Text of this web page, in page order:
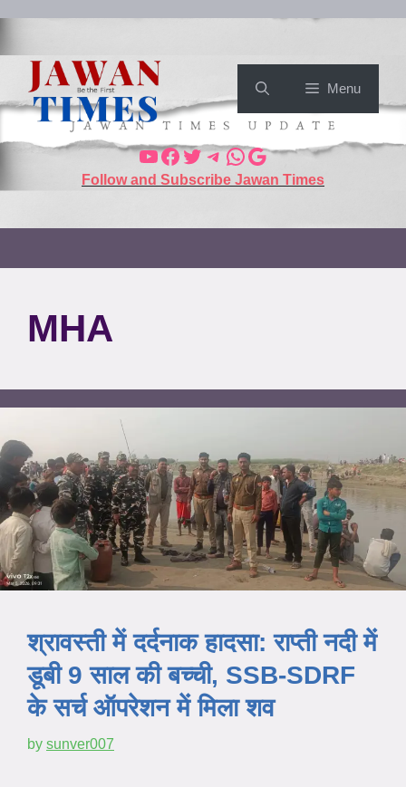
Menu
Follow and Subscribe Jawan Times
MHA
श्रावस्ती में दर्दनाक हादसा: राप्ती नदी में
डूबी 9 साल की बच्ची, SSB-SDRF
के सर्च ऑपरेशन में मिला शव
by sunver007